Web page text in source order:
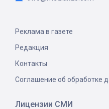
Реклама в газете
Редакция
Контакты
Соглашение об обработке
Лицензии СМИ